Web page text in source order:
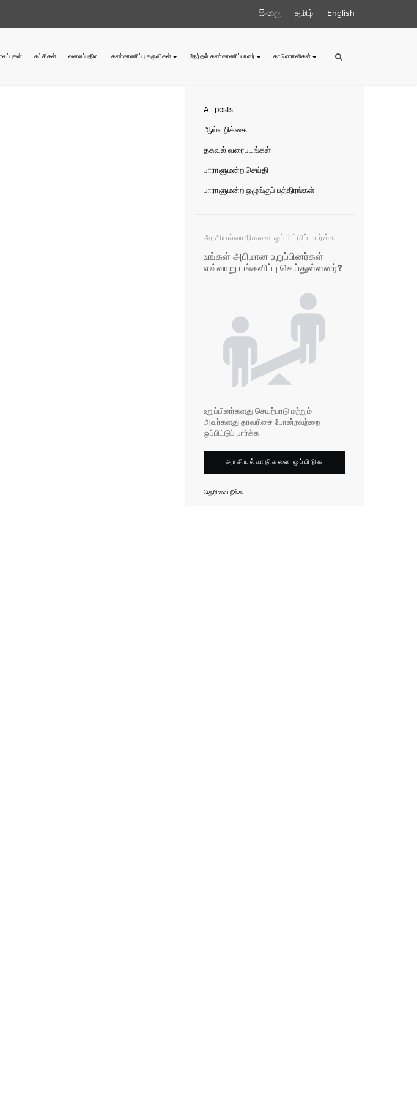
සිංහල தமிழ் English
கட்சிகள் வலைப்பதிவு கண்காணிப்பு கருவிகள் தேர்தல் கண்காணிப்பாளர் காணொளிகள்
All posts
ஆய்வறிக்கை
தகவல் வரைபடங்கள்
பாராளுமன்ற செய்தி
பாராளுமன்ற ஒழுங்குப் பத்திரங்கள்
அரசியல்வாதிகளை ஒப்பிட்டுப் பார்க்க
உங்கள் அபிமான உறுப்பினர்கள்
எவ்வாறு பங்களிப்பு செய்துள்ளனர்?
உறுப்பினர்களது செயற்பாடு மற்றும்
அவர்களது தரவரிசை போன்றவற்றை
ஒப்பிட்டுப் பார்க்க
அரசியல்வாதிகளை ஒப்பிடுக
தெரிவை நீக்க